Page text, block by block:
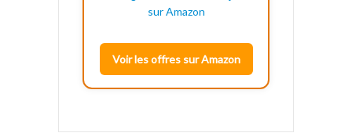
Voir les offres sur Amazon